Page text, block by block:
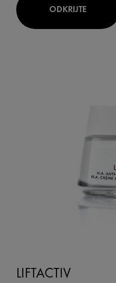
ODKRIJTE
LIFTACTIV